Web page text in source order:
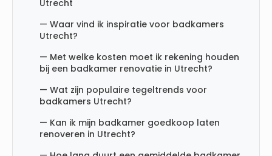
Utrecht
— Waar vind ik inspiratie voor badkamers
Utrecht?
— Met welke kosten moet ik rekening houden
bij een badkamer renovatie in Utrecht?
— Wat zijn populaire tegeltrends voor
badkamers Utrecht?
— Kan ik mijn badkamer goedkoop laten
renoveren in Utrecht?